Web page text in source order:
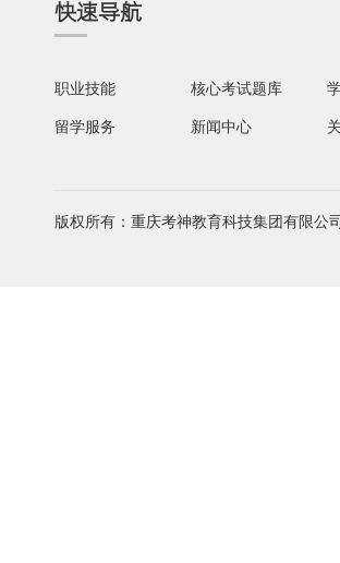
快速导航
职业技能 核心考试题库
留学服务 新闻中心
版权所有：重庆考神教育科技集团有限公